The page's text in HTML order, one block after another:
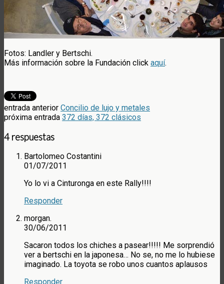
Fotos: Landler y Bertschi.
Más información sobre la Fundación click aquí.
entrada anterior Concilio de lujo y metales
próxima entrada 372 días, 372 clásicos
4 respuestas
Bartolomeo Costantini
01/07/2011
Yo lo vi a Cinturonga en este Rally!!!!
Responder
morgan.
30/06/2011
Sacaron todos los chiches a pasear!!!!! Me sorprendió
ver a bertschi en la japonesa… No se, no me lo hubiese
imaginado. La toyota se robo unos cuantos aplausos
Responder